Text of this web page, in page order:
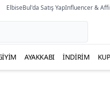
ElbiseBul'da Satış YapInfluencer &
AYAKKABI İNDIRIM